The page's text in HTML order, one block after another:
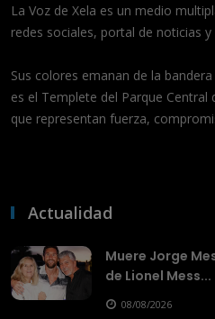
La Voz de Xela es un medio
redes sociales, portal de noticias
Sus colores emanan de la
es el Templete del Parque
que representan fuerza,
Actualidad
Muere Jorge
de Lionel Mess...
08/08/2026